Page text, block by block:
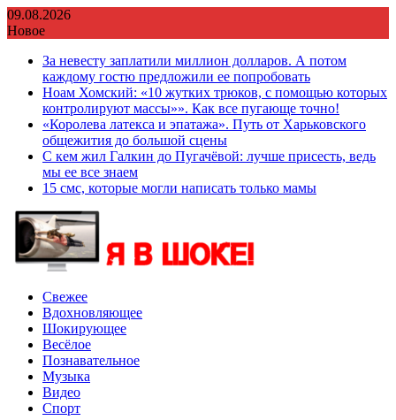
Перейти
к
09.08.2026
Новое
За невесту заплатили миллион долларов. А потом
каждому гостю предложили ее попробовать
Ноам Хомский: «10 жутких трюков, с помощью которых
контролируют массы»». Как все пугающе точно!
«Королева латекса и эпатажа». Путь от Харьковского
общежития до большой сцены
С кем жил Галкин до Пугачёвой: лучше присесть, ведь
мы ее все знаем
15 смс, которые могли написать только мамы
Свежее
Вдохновляющее
Шокирующее
Весёлое
Познавательное
Музыка
Видео
Спорт